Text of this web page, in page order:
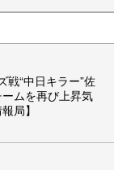
戦“中日キラー”佐
ムを再び上昇気
局】